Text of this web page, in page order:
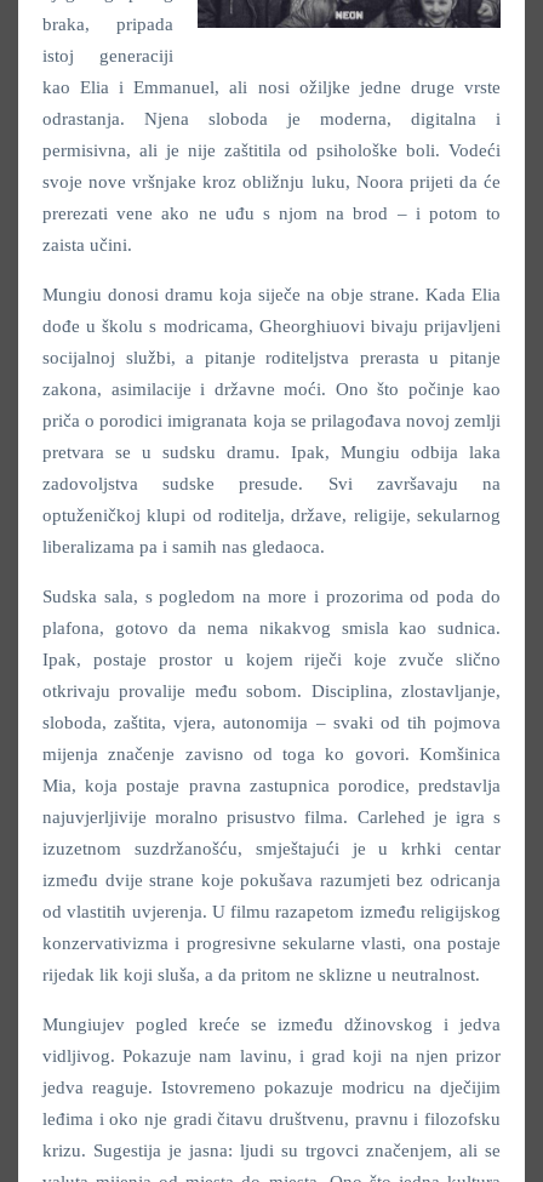
braka, pripada
istoj generaciji
kao Elia i Emmanuel, ali nosi ožiljke jedne druge vrste
odrastanja. Njena sloboda je moderna, digitalna i
permisivna, ali je nije zaštitila od psihološke boli. Vodeći
svoje nove vršnjake kroz obližnju luku, Noora prijeti da će
prerezati vene ako ne uđu s njom na brod – i potom to
zaista učini.
Mungiu donosi dramu koja siječe na obje strane. Kada Elia
dođe u školu s modricama, Gheorghiuovi bivaju prijavljeni
socijalnoj službi, a pitanje roditeljstva prerasta u pitanje
zakona, asimilacije i državne moći. Ono što počinje kao
priča o porodici imigranata koja se prilagođava novoj zemlji
pretvara se u sudsku dramu. Ipak, Mungiu odbija laka
zadovoljstva sudske presude. Svi završavaju na
optuženičkoj klupi od roditelja, države, religije, sekularnog
liberalizama pa i samih nas gledaoca.
Sudska sala, s pogledom na more i prozorima od poda do
plafona, gotovo da nema nikakvog smisla kao sudnica.
Ipak, postaje prostor u kojem riječi koje zvuče slično
otkrivaju provalije među sobom. Disciplina, zlostavljanje,
sloboda, zaštita, vjera, autonomija – svaki od tih pojmova
mijenja značenje zavisno od toga ko govori. Komšinica
Mia, koja postaje pravna zastupnica porodice, predstavlja
najuvjerljivije moralno prisustvo filma. Carlehed je igra s
izuzetnom suzdržanošću, smještajući je u krhki centar
između dvije strane koje pokušava razumjeti bez odricanja
od vlastitih uvjerenja. U filmu razapetom između religijskog
konzervativizma i progresivne sekularne vlasti, ona postaje
rijedak lik koji sluša, a da pritom ne sklizne u neutralnost.
Mungiujev pogled kreće se između džinovskog i jedva
vidljivog. Pokazuje nam lavinu, i grad koji na njen prizor
jedva reaguje. Istovremeno pokazuje modricu na dječijim
leđima i oko nje gradi čitavu društvenu, pravnu i filozofsku
krizu. Sugestija je jasna: ljudi su trgovci značenjem, ali se